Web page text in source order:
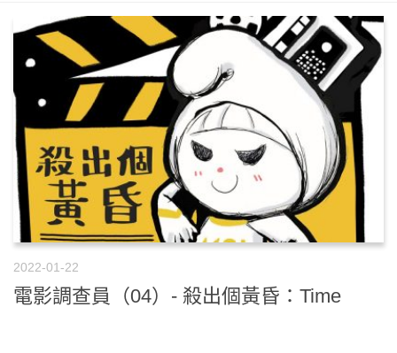
2022-01-22
電影調查員（04）- 殺出個黃昏：Time